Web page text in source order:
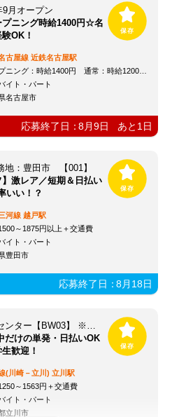
月オープン
プニング時給1400円☆名
OK！
古屋線 近鉄名古屋駅
ング：時給1400円 通常：時給1200円～＋交通費全額支給
イト・パート
名古屋市
応募終了日：8月9日 あと 1 日
：豊田市 【001】
】激レア／短期＆日払い
いい！？
河線 越戸駅
～1875円以上＋交通費
イト・パート
豊田市
応募終了日：8月18日
だけの単発・日払いOK
歓迎！
(川崎－立川) 立川駅
～1563円＋交通費
イト・パート
立川市